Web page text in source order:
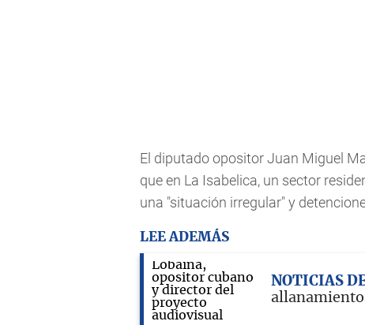
El diputado opositor Juan Miguel
que en La Isabelica, un sector
una "situación irregular" y
LEE ADEMÁS
NOTICIAS